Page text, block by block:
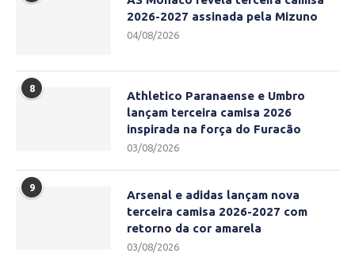
2026-2027 assinada pela Mizuno
04/08/2026
8
Athletico Paranaense e Umbro
lançam terceira camisa 2026
inspirada na força do Furacão
03/08/2026
9
Arsenal e adidas lançam nova
terceira camisa 2026-2027 com
retorno da cor amarela
03/08/2026